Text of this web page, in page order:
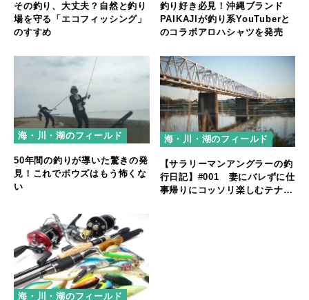
その釣り、大丈夫？自然と釣り
場を守る「エコフィッシング」
のすすめ
釣り好き必見！沖縄ブランド
PAIKAJIが釣り系YouTuberと
のコラボアロハシャツを発売
海・川・湖のフィールド
50年間の釣りが導いた驚きの発
見！これでボウズはもう怖くな
い
海・川・湖のフィールド
【サラリーマンアングラーの釣
行日記】#001 妻にバレずに仕
事帰りにコッソリ楽しむテナガ
海・川・湖のフィールド